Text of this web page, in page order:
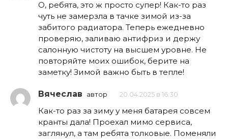
О, ребята, это ж просто супер! Как-то раз
чуть не замерзла в тачке зимой из-за
забитого радиатора. Теперь ежедневно
проверяю, заливаю антифриз и держу
салонную чистоту на высшем уровне. Не
повторяйте моих ошибок, берите на
заметку! Зимой важно быть в тепле!
Вячеслав автор 20.04.2025 в 16:30
Как-то раз за зиму у меня батарея совсем
кранты дала! Проехал мимо сервиса,
заглянул, а там ребята толковые. Поменяли